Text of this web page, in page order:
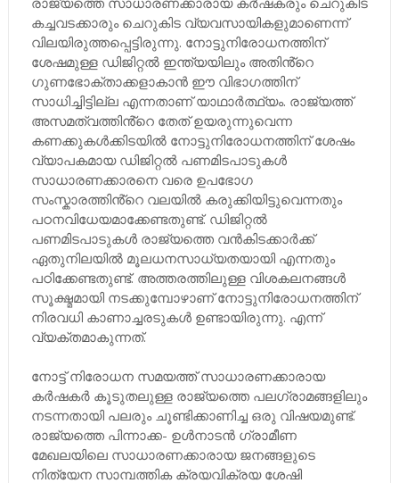
കച്ചവടക്കാരും ചെറുകിട വ്യവസായികളുമാണെന്ന്
വിലയിരുത്തപ്പെട്ടിരുന്നു. നോട്ടുനിരോധനത്തിന്
ശേഷമുള്ള ഡിജിറ്റൽ ഇന്ത്യയിലും അതിൻ്റെ
ഗുണഭോക്താക്കളാകാൻ ഈ വിഭാഗത്തിന്
സാധിച്ചിട്ടില്ല എന്നതാണ് യാഥാർത്ഥ്യം. രാജ്യത്ത്
അസമത്വത്തിൻ്റെ തേത് ഉയരുന്നുവെന്ന
കണക്കുകൾക്കിടയിൽ നോട്ടുനിരോധനത്തിന് ശേഷം
വ്യാപകമായ ഡിജിറ്റൽ പണമിടപാടുകൾ
സാധാരണക്കാരനെ വരെ ഉപഭോഗ
സംസ്കാരത്തിൻ്റെ വലയിൽ കരുക്കിയിട്ടുവെന്നതും
പഠനവിധേയമാക്കേണ്ടതുണ്ട്. ഡിജിറ്റൽ
പണമിടപാടുകൾ രാജ്യത്തെ വൻകിടക്കാർക്ക്
ഏതുനിലയിൽ മൂലധനസാധ്യതയായി എന്നതും
പഠിക്കേണ്ടതുണ്ട്. അത്തരത്തിലുള്ള വിശകലനങ്ങൾ
സൂക്ഷ്മമായി നടക്കുമ്പോഴാണ് നോട്ടുനിരോധനത്തിന്
നിരവധി കാണാച്ചരടുകൾ ഉണ്ടായിരുന്നു. എന്ന്
വ്യക്തമാകുന്നത്.
നോട്ട് നിരോധന സമയത്ത് സാധാരണക്കാരായ
കർഷകർ കൂടുതലുള്ള രാജ്യത്തെ പലഗ്രാമങ്ങളിലും
നടന്നതായി പലരും ചൂണ്ടിക്കാണിച്ച ഒരു വിഷയമുണ്ട്.
രാജ്യത്തെ പിന്നാക്ക- ഉൾനാടൻ ഗ്രാമീണ
മേഖലയിലെ സാധാരണക്കാരായ ജനങ്ങളുടെ
നിത്യേന സാമ്പത്തിക ക്രയവിക്രയ ശേഷി